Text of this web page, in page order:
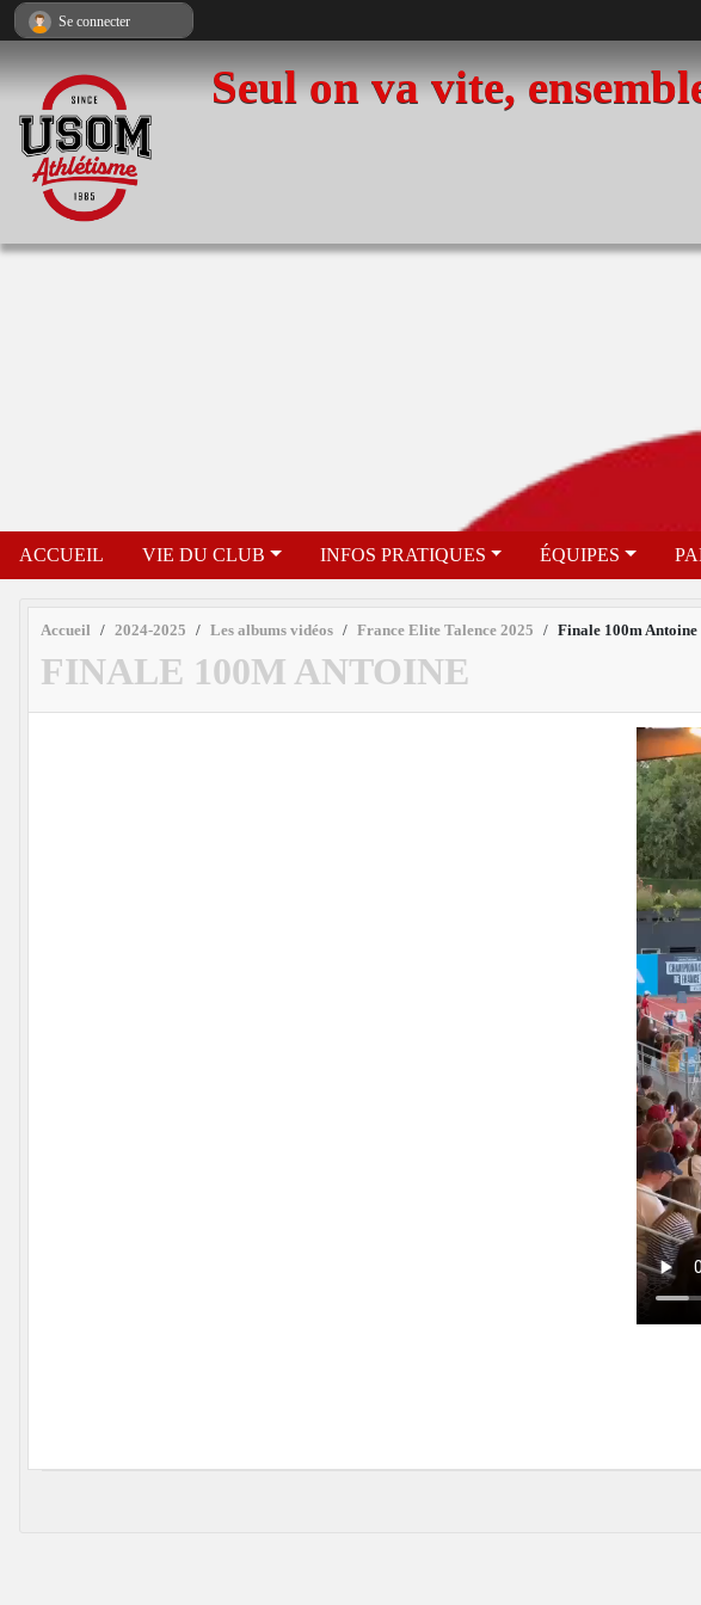
Seul on va vite,
ACCUEIL VIE DU CLUB INFOS PRATIQUES ÉQUIPES
Accueil 2024-2025 Les albums vidéos France Elite Talence 2025 Finale 100m Antoine
FINALE 100M ANTOINE
Se connecter
Panneau de gestion des cookies